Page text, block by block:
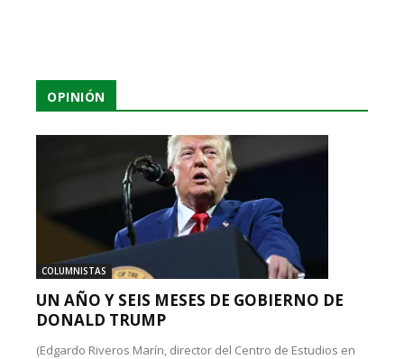
OPINIÓN
COLUMNISTAS
UN AÑO Y SEIS MESES DE GOBIERNO DE
DONALD TRUMP
(Edgardo Riveros Marín, director del Centro de Estudios en